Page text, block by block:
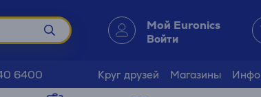
Мой Euronics
Войти
6400 Круг друзей Магазины Инфо